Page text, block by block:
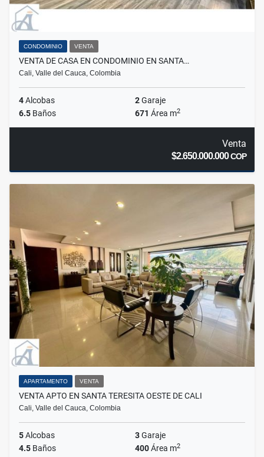
CONDOMINIO VENTA
VENTA DE CASA EN CONDOMINIO EN SANTA…
Cali, Valle del Cauca, Colombia
4Alcobas 2Garaje
6.5 Baños 671 Área m2
Venta
$2.650.000.000COP
APARTAMENTO VENTA
VENTA APTO EN SANTA TERESITA OESTE DE CALI
Cali, Valle del Cauca, Colombia
5Alcobas 3Garaje
4.5 Baños 400Área m2